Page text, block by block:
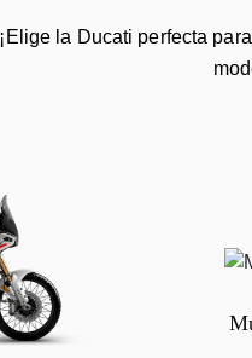
¡Elige la Ducati perfecta